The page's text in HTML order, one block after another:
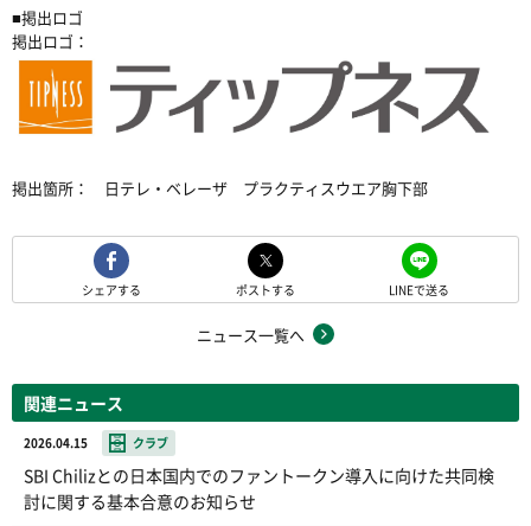
■掲出ロゴ
掲出ロゴ：
掲出箇所： 日テレ・ベレーザ プラクティスウエア胸下部
シェアする ポストする LINEで送る
ニュース一覧へ
関連ニュース
2026.04.15 クラブ
SBI Chilizとの日本国内でのファントークン導入に向けた共同検
討に関する基本合意のお知らせ